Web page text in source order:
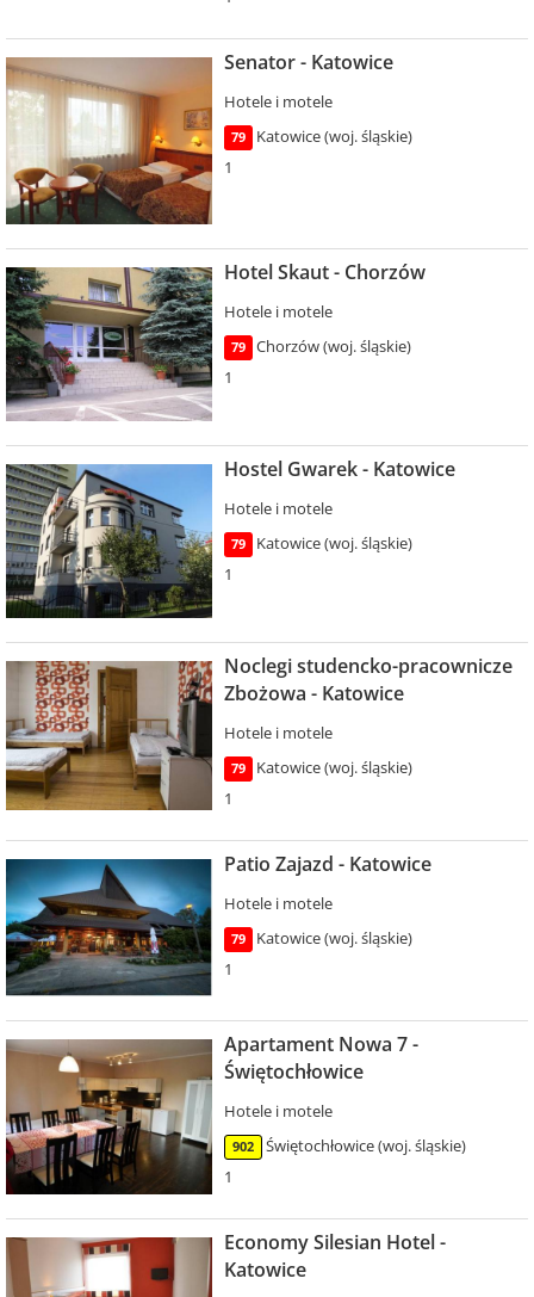
Senator - Katowice
Hotele i motele
79
Katowice (woj. śląskie)
1
Hotel Skaut - Chorzów
Hotele i motele
79
Chorzów (woj. śląskie)
1
Hostel Gwarek - Katowice
Hotele i motele
79
Katowice (woj. śląskie)
1
Noclegi studencko-pracownicze
Zbożowa - Katowice
Hotele i motele
79
Katowice (woj. śląskie)
1
Patio Zajazd - Katowice
Hotele i motele
79
Katowice (woj. śląskie)
1
Apartament Nowa 7 -
Świętochłowice
Hotele i motele
902
Świętochłowice (woj. śląskie)
1
Economy Silesian Hotel -
Katowice